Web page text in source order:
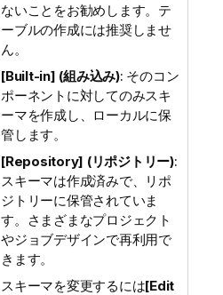
ないことをお勧めします。テ
ーブルの作成には推奨しませ
ん。
[Built-in] (組み込み): そのコン
ポーネントに対してのみスキ
ーマを作成し、ローカルに保
管します。
[Repository] (リポジトリー):
スキーマは作成済みで、リポ
ジトリーに保管されていま
す。さまざまなプロジェクト
やジョブデザインで再利用で
きます。
スキーマを変更するには[Edit